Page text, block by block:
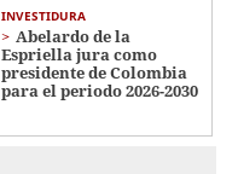
INVESTIDURA
Abelardo de la
Espriella jura como
presidente de Colombia
para el periodo 2026-2030